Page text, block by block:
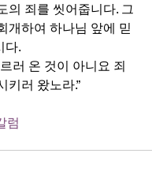
의 죄를 씻어줍니다. 그
개하여 하나님 앞에 믿
다.
러 온 것이 아니요 죄
키러 왔노라.”
럼